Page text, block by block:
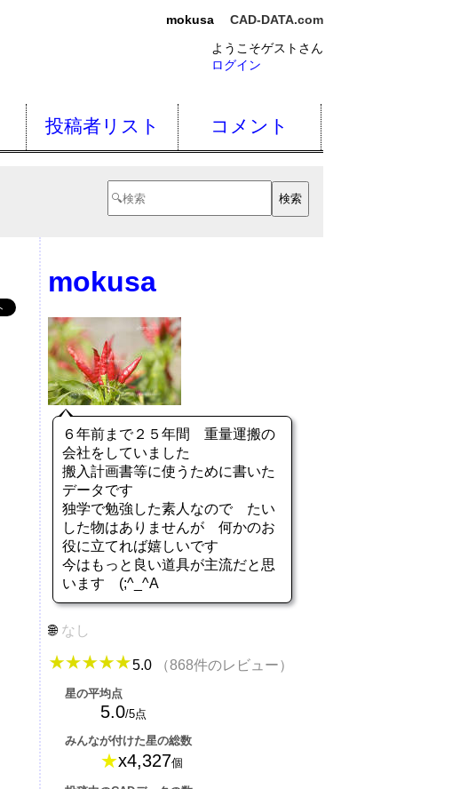
mokusa
CAD-DATA.com
ようこそゲストさん
ログイン
投稿者リスト コメント
mokusa
６年前まで２５年間 重量運搬の
会社をしていました
搬入計画書等に使うために書いた
データです
独学で勉強した素人なので たい
した物はありませんが 何かのお
役に立てれば嬉しいです
今はもっと良い道具が主流だと思
います (;^_^A
なし
5.0 （868件のレビュー）
星の平均点
5.0/5点
みんなが付けた星の総数
★x4,327個